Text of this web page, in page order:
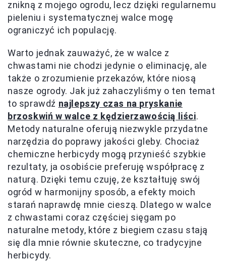
znikną z mojego ogrodu, lecz dzięki regularnemu
pieleniu i systematycznej walce mogę
ograniczyć ich populację.
Warto jednak zauważyć, że w walce z
chwastami nie chodzi jedynie o eliminację, ale
także o zrozumienie przekazów, które niosą
nasze ogrody. Jak już zahaczyliśmy o ten temat
to sprawdź najlepszy czas na pryskanie
brzoskwiń w walce z kędzierzawością liści.
Metody naturalne oferują niezwykle przydatne
narzędzia do poprawy jakości gleby. Chociaż
chemiczne herbicydy mogą przynieść szybkie
rezultaty, ja osobiście preferuję współpracę z
naturą. Dzięki temu czuję, że kształtuję swój
ogród w harmonijny sposób, a efekty moich
starań naprawdę mnie cieszą. Dlatego w walce
z chwastami coraz częściej sięgam po
naturalne metody, które z biegiem czasu stają
się dla mnie równie skuteczne, co tradycyjne
herbicydy.